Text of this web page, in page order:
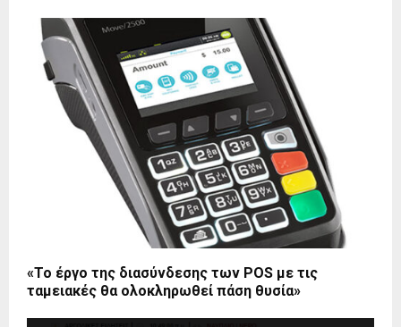
«Το έργο της διασύνδεσης των POS με τις
ταμειακές θα ολοκληρωθεί πάση θυσία»